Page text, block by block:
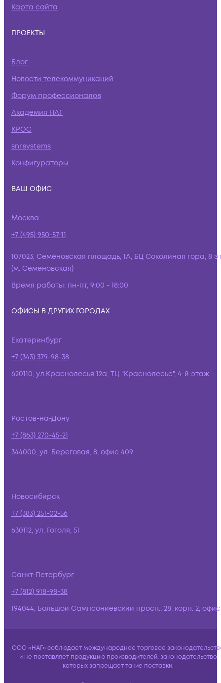
Карта сайта
ПРОЕКТЫ
Блог
Новости телекоммуникаций
Форум профессионалов
Академия НАГ
КРОС
snr.systems
Конфигураторы
ВАШ ОФИС
Москва
+7 (495) 950-57-11
107023, Семёновская площадь, 1А, БЦ Соколиная гора, 8
(м. Семёновская)
Время работы: пн-пт, 9:00 - 18:00
ОФИСЫ В ДРУГИХ ГОРОДАХ
Екатеринбург
+7 (343) 379-98-38
620110, ул.Краснолесья 12а, ТЦ "Краснолесье", 4-й этаж
Ростов-на-Дону
+7 (863) 270-45-21
344000, ул. Береговая, 8, офис 409
Новосибирск
+7 (383) 251-02-56
630112, ул. Гоголя, 51
Санкт-Петербург
+7 (812) 918-98-38
194044, Большой Сампсониевский просп., 28, корп. 2,
ООО «НАГ» соблюдает международное торговое
и не поставляет продукцию производителей, законодательство
которых запрещает такие поставки.